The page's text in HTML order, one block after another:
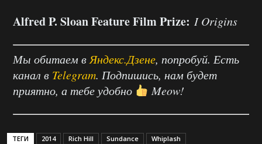
Alfred P. Sloan Feature Film Prize: I Origins
Мы обитаем вЯндекс.Дзене, попробуй. Есть
канал в Telegram. Подпишись, нам будет
приятно, а тебе удобно
Meow!
ТЕГИ 2014 Rich Hill Sundance Whiplash